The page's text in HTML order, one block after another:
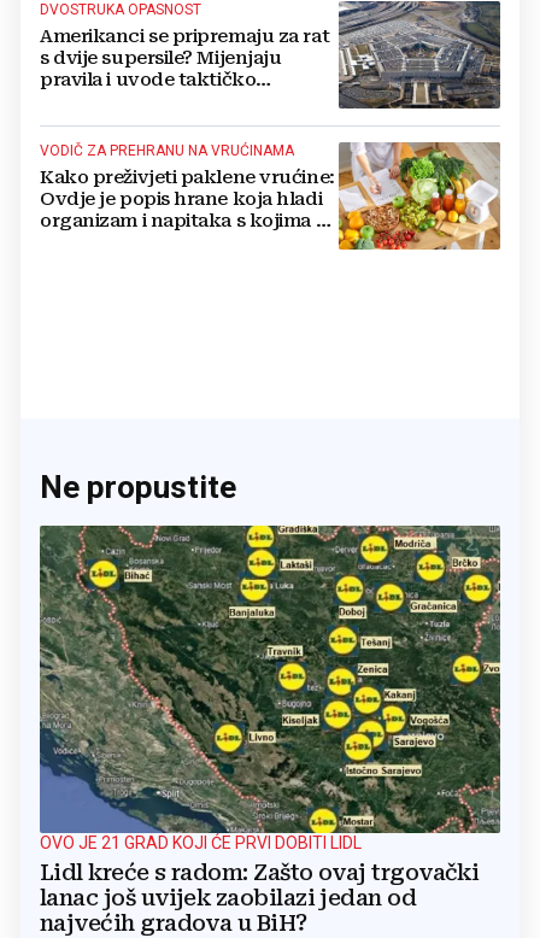
DVOSTRUKA OPASNOST
Amerikanci se pripremaju za rat
s dvije supersile? Mijenjaju
pravila i uvode taktičko
VODIČ ZA PREHRANU NA VRUĆINAMA
Kako preživjeti paklene vrućine:
Ovdje je popis hrane koja hladi
organizam i napitaka s kojima si
Ne propustite
OVO JE 21 GRAD KOJI ĆE PRVI DOBITI LIDL
Lidl kreće s radom: Zašto ovaj trgovački
lanac još uvijek zaobilazi jedan od
najvećih gradova u BiH?